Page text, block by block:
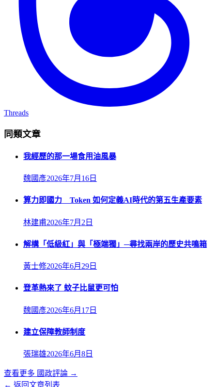
Threads
同類文章
我經歷的那一場食用油風暴
魏國彥2026年7月16日
算力即國力 Token 如何定義AI時代的第五生產要素
林建甫2026年7月2日
解構「低級紅」與「極端獨」─尋找兩岸的歷史共鳴箱
黃士修2026年6月29日
登革熱來了 蚊子比鼠更可怕
魏國彥2026年6月17日
建立保障教師制度
張瑞雄2026年6月8日
查看更多 國政評論 →
← 返回文章列表